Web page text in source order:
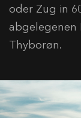
oder Zug in
abgelegenen
Thyborøn.